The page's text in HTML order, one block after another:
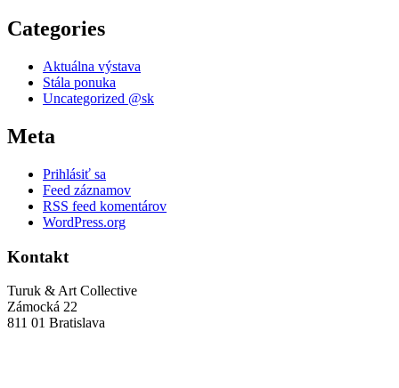
Categories
Aktuálna výstava
Stála ponuka
Uncategorized @sk
Meta
Prihlásiť sa
Feed záznamov
RSS feed komentárov
WordPress.org
Kontakt
Turuk & Art Collective
Zámocká 22
811 01 Bratislava